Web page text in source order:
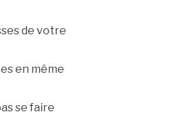
de votre
en même
se faire